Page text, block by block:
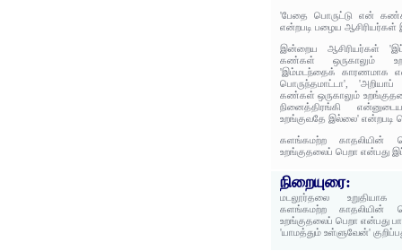
'பேதை பொருட்டு என்
என்றபடி பழைய ஆசிரியர்கள்
இன்றைய ஆசிரியர்கள்
கண்கள் ஒருகாலும்
'இம்மடந்தைக் காரணமாக
பொருந்தமாட்டா',
கண்கள் ஒருகாலும்
நினைத்திரங்கி
உறங்குவதே இல்லை' என்றபடி
களங்கமற்ற
உறங்குதலைப் பெறா என்பது
நிறையுரை:
மடலூர்தலை
களங்கமற்ற
உறங்குதலைப் பெறா என்பது
'யாமத்தும் உள்ளுவேன்'